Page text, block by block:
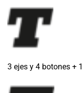
3 ejes y 4 botones +